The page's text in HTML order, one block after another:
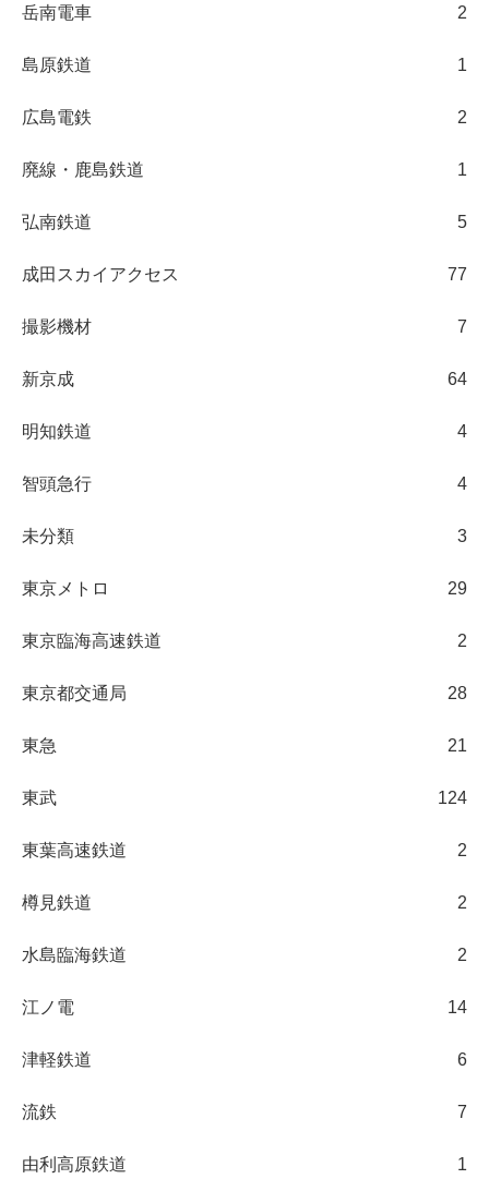
岳南電車 2
島原鉄道 1
広島電鉄 2
廃線・鹿島鉄道 1
弘南鉄道 5
成田スカイアクセス 77
撮影機材 7
新京成 64
明知鉄道 4
智頭急行 4
未分類 3
東京メトロ 29
東京臨海高速鉄道 2
東京都交通局 28
東急 21
東武 124
東葉高速鉄道 2
樽見鉄道 2
水島臨海鉄道 2
江ノ電 14
津軽鉄道 6
流鉄 7
由利高原鉄道 1